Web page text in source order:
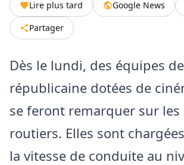
Lire plus tard Google News
Partager
Dès le lundi, des équipes
républicaine dotées de
se feront remarquer sur les
routiers. Elles sont
la vitesse de conduite au